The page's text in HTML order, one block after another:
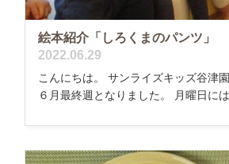
絵本紹介「しろくまのパンツ」
2022.06.29
こんにちは。 サンライズキッズ谷津園
６月最終週となりました。 月曜日に